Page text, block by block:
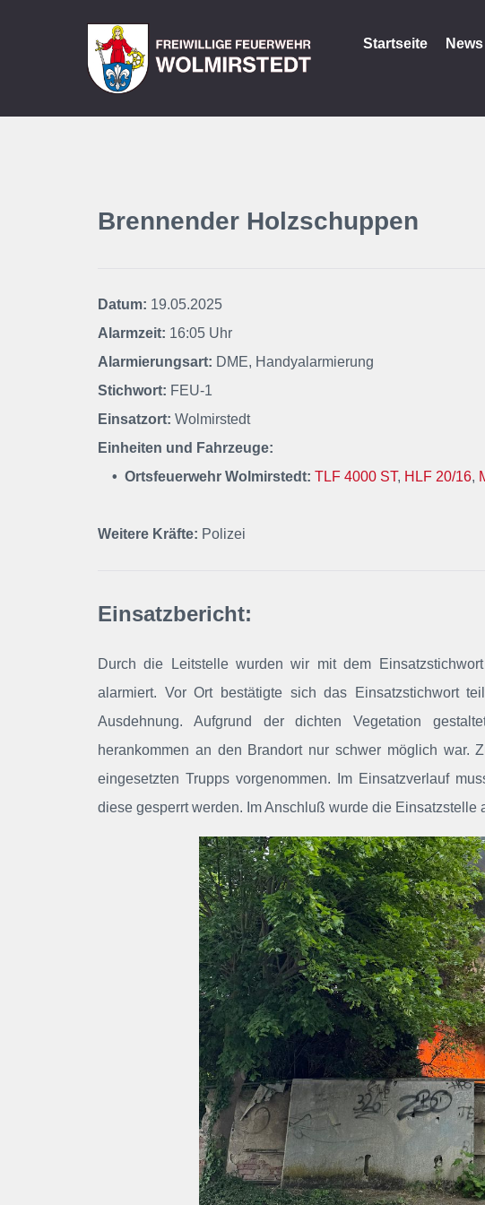
Startseite
Brennender Holzschuppen
Datum: 19.05.2025
Alarmzeit: 16:05 Uhr
Alarmierungsart: DME, Handyalarmierung
Stichwort: FEU-1
Einsatzort: Wolmirstedt
Einheiten und Fahrzeuge:
• Ortsfeuerwehr Wolmirstedt: TLF 4000 ST, HLF 20/16,
Weitere Kräfte: Polizei
Einsatzbericht:
Durch die Leitstelle wurden wir mit dem
alarmiert. Vor Ort bestätigte sich das Einsatzstichwort
Ausdehnung. Aufgrund der dichten Vegetation
herankommen an den Brandort nur schwer möglich war.
eingesetzten Trupps vorgenommen. Im Einsatzverlauf
diese gesperrt werden. Im Anschluß wurde die Einsatzstelle